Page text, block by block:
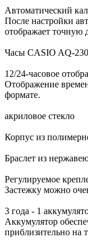
Автоматический
После настройки
отображает точную
Часы CASIO AQ-
12/24-часовое
Отображение
формате.
акриловое стекло
Корпус из
Браслет из
Регулируемое
Застежку можно
3 года - 1
Аккумулятор
приблизительно на